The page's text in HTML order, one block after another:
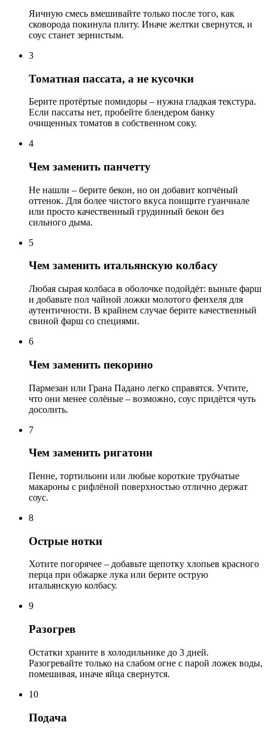
Яичную смесь вмешивайте только после того, как
сковорода покинула плиту. Иначе желтки свернутся, и
соус станет зернистым.
3
Томатная пассата, а не кусочки
Берите протёртые помидоры – нужна гладкая текстура.
Если пассаты нет, пробейте блендером банку
очищенных томатов в собственном соку.
4
Чем заменить панчетту
Не нашли – берите бекон, но он добавит копчёный
оттенок. Для более чистого вкуса поищите гуанчиале
или просто качественный грудинный бекон без
сильного дыма.
5
Чем заменить итальянскую колбасу
Любая сырая колбаса в оболочке подойдёт: выньте фарш
и добавьте пол чайной ложки молотого фенхеля для
аутентичности. В крайнем случае берите качественный
свиной фарш со специями.
6
Чем заменить пекорино
Пармезан или Грана Падано легко справятся. Учтите,
что они менее солёные – возможно, соус придётся чуть
досолить.
7
Чем заменить ригатони
Пенне, тортильони или любые короткие трубчатые
макароны с рифлёной поверхностью отлично держат
соус.
8
Острые нотки
Хотите погорячее – добавьте щепотку хлопьев красного
перца при обжарке лука или берите острую
итальянскую колбасу.
9
Разогрев
Остатки храните в холодильнике до 3 дней.
Разогревайте только на слабом огне с парой ложек воды,
помешивая, иначе яйца свернутся.
10
Подача